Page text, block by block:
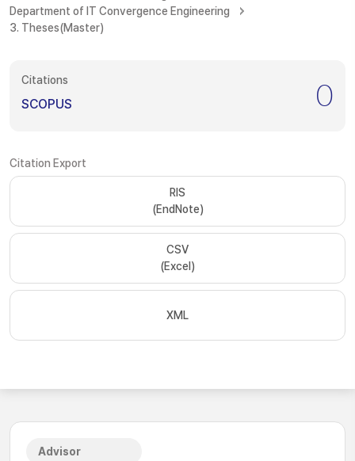
Department of IT Convergence Engineering
3. Theses(Master)
Citations
SCOPUS 0
Citation Export
RIS
(EndNote)
CSV
(Excel)
XML
Advisor